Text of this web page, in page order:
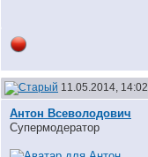
11.05.2014, 14:02
Антон Всеволодович
Супермодератор